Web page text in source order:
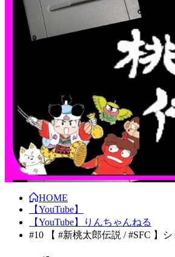
HOME
【YouTube】
【YouTube】りんちゃんねる
#10 【 #新桃太郎伝説 / #SFC 】